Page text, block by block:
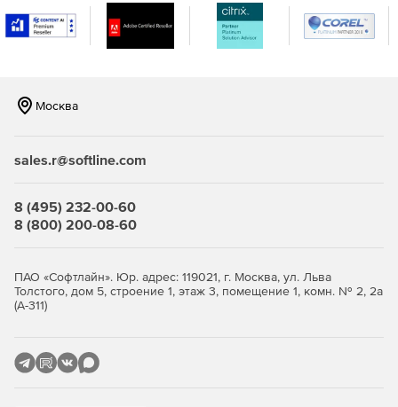
Развертывание стандартных образов на компьютерах
Москва
sales.r@softline.com
8 (495) 232-00-60
8 (800) 200-08-60
ПАО «Софтлайн». Юр. адрес: 119021, г. Москва, ул. Льва
Толстого, дом 5, строение 1, этаж 3, помещение 1, комн. № 2, 2а
(А-311)